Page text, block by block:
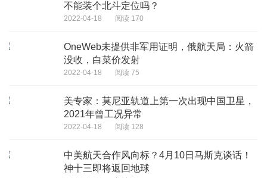
不能装个北斗定位吗？
2022-04-18 阅读 170
OneWeb未提供非军用证明，俄航天局：火箭
没收，白菜价发射
2022-04-18 阅读 75
美专家：莫尼亚轨道上第一次出现中国卫星，
2021年曾工况异常
2022-04-18 阅读 128
中美航天合作风向标？4月10日马斯克谈话！
神十三即将返回地球